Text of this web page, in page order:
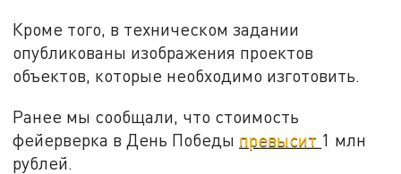
Кроме того, в техническом задании
опубликованы изображения проектов
объектов, которые необходимо изготовить.
Ранее мы сообщали, что стоимость
фейерверка в День Победы превысит 1 млн
рублей.